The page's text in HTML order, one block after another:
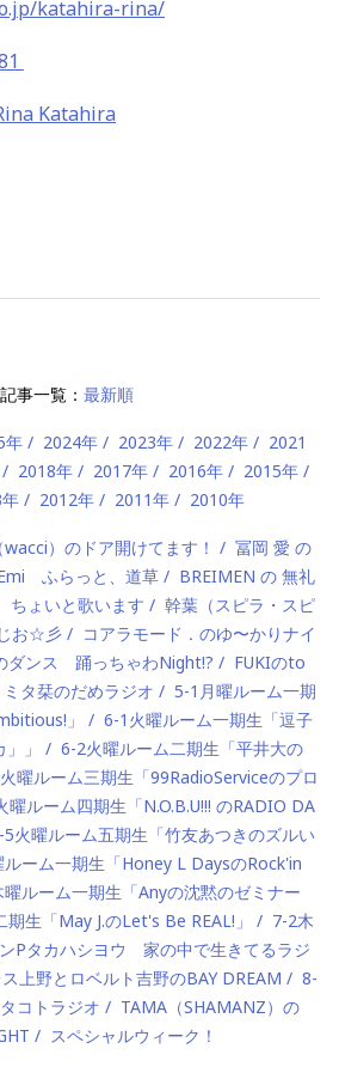
katahira-rina/
Katahira
記事一覧： 最新順
年 2024年 2023年 2022年
2021
2018年 2017年 2016年
2015年
2012年 2011年 2010年
）のドア開けてます！
冨岡 愛 の
ふらっと、道草
BREIMEN の 無礼
ょいと歌います
幹葉（スピラ・スピ
お☆彡
コアラモード．のゆ〜かりナイ
ダンス 踊っちゃわNight!?
FUKIのto
タ栞のだめラジオ
5-1月曜ルーム一期
」
6-1火曜ルーム一期生「逗子
」
6-2火曜ルーム二期生「平井大の
曜ルーム三期生「99RadioServiceのプロ
曜ルーム四期生「N.O.B.U!!! のRADIO DA
5火曜ルーム五期生「竹友あつきのズルい
ルーム一期生「Honey L DaysのRock'in
曜ルーム一期生「Anyの沈黙のゼミナー
生「May J.のLet's Be REAL!」
7-2木
Pタカハシヨウ 家の中で生きてるラジ
上野とロベルト吉野のBAY DREAM
8-
コトラジオ
TAMA（SHAMANZ）の
スペシャルウィーク！